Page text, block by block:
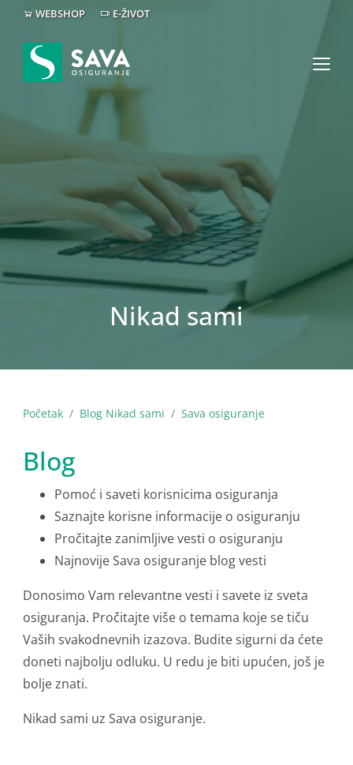
WEBSHOP E-ŽIVOT
Nikad sami
Početak Blog Nikad sami Sava osiguranje
Blog
Pomoć i saveti korisnicima osiguranja
Saznajte korisne informacije o osiguranju
Pročitajte zanimljive vesti o osiguranju
Najnovije Sava osiguranje blog vesti
Donosimo Vam relevantne vesti i savete iz sveta
osiguranja. Pročitajte više o temama koje se tiču
Vaših svakodnevnih izazova. Budite sigurni da ćete
doneti najbolju odluku. U redu je biti upućen, još je
bolje znati.
Nikad sami uz Sava osiguranje.